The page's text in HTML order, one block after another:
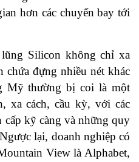
hơn các chuyến bay tới
Silicon không chỉ xa
chứa đựng nhiều nét khác
Mỹ thường bị coi là một
xa cách, cầu kỳ, với các
cấp kỹ càng và những quy
lại, doanh nghiệp có
View là Alphabet,